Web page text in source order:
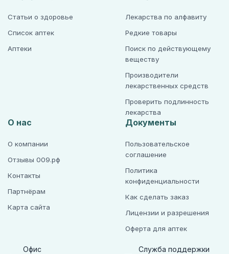
Офис Служба поддержки
Статьи о здоровье
Список аптек
Аптеки
Лекарства по алфавиту
Редкие товары
Поиск по действующему
веществу
Производители
лекарственных средств
Проверить подлинность
лекарства
О нас
О компании
Отзывы 009.рф
Контакты
Партнёрам
Карта сайта
Документы
Пользовательское
соглашение
Политика
конфиденциальности
Как сделать заказ
Лицензии и разрешения
Оферта для аптек